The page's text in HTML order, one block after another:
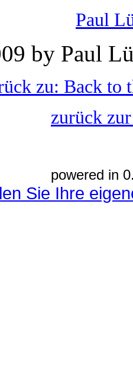
Paul
by Paul
zu: Back to
zurück
powered in
Sie Ihre